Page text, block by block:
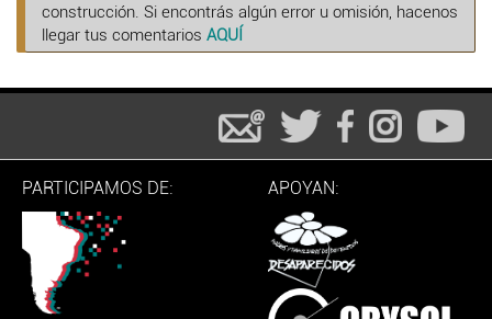
construcción. Si encontrás algún error u omisión, hacenos
llegar tus comentarios AQUÍ
PARTICIPAMOS DE: APOYAN: